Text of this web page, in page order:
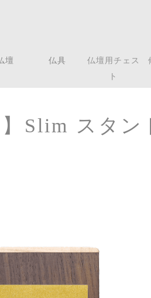
壇 仏具
仏壇用チェス
ト
】Slim スタ